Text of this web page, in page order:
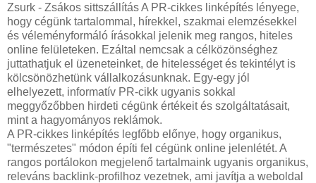
Zsurk - Zsákos sittszállítás A PR-cikkes linképítés lényege,
hogy cégünk tartalommal, hírekkel, szakmai elemzésekkel
és véleményformáló írásokkal jelenik meg rangos, hiteles
online felületeken. Ezáltal nemcsak a célközönséghez
juttathatjuk el üzeneteinket, de hitelességet és tekintélyt is
kölcsönözhetünk vállalkozásunknak. Egy-egy jól
elhelyezett, informatív PR-cikk ugyanis sokkal
meggyőzőbben hirdeti cégünk értékeit és szolgáltatásait,
mint a hagyományos reklámok.
A PR-cikkes linképítés legfőbb előnye, hogy organikus,
"természetes" módon építi fel cégünk online jelenlétét. A
rangos portálokon megjelenő tartalmaink ugyanis organikus,
releváns backlink-profilhoz vezetnek, ami javítja a weboldal